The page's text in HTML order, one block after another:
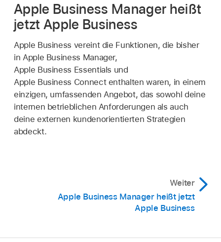
Apple Business Manager heißt
jetzt Apple Business
Apple Business vereint die Funktionen, die bisher
in Apple Business Manager,
Apple Business Essentials und
Apple Business Connect enthalten waren, in einem
einzigen, umfassenden Angebot, das sowohl deine
internen betrieblichen Anforderungen als auch
deine externen kundenorientierten Strategien
abdeckt.
Weiter
Apple Business Manager heißt jetzt
Apple Business